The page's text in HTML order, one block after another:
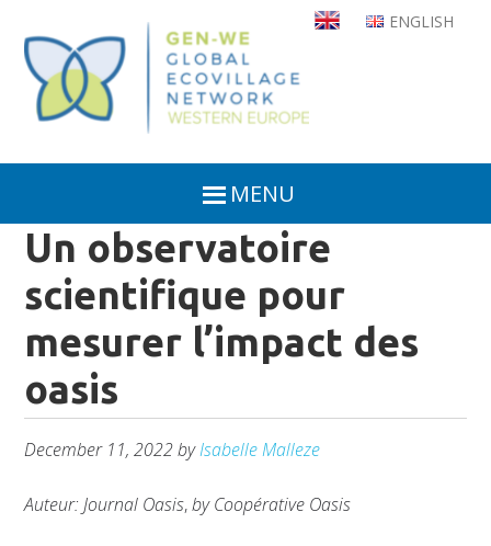
main
content
ENGLISH
MENU
Un observatoire
scientifique pour
mesurer l’impact des
oasis
December 11, 2022byIsabelle Malleze
Auteur: Journal Oasis,by Coopérative Oasis